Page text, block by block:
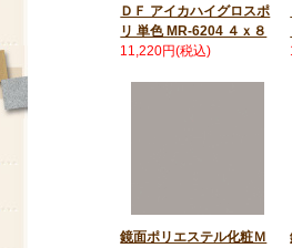
ＤＦ アイカハイグロスポ
リ 単色 MR-6204 ４ｘ８
11,220円(税込)
鏡面ポリエステル化粧Ｍ